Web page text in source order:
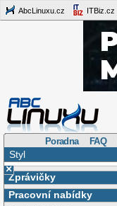
AbcLinuxu.cz ITBiz.cz
Poradna FAQ
Styl
×
Zprávičky
Pracovní nabídky